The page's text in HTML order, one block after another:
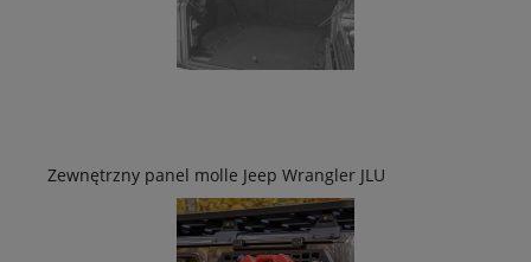
Zewnętrzny panel molle Jeep Wrangler JLU